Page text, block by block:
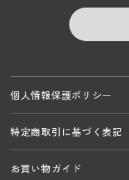
個人情報保護ポリシー
特定商取引に基づく表記
お買い物ガイド